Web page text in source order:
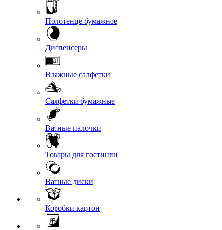
Полотенце бумажное
Диспенсеры
Влажные салфетки
Салфетки бумажные
Ватные палочки
Товары для гостиниц
Ватные диски
Коробки картон